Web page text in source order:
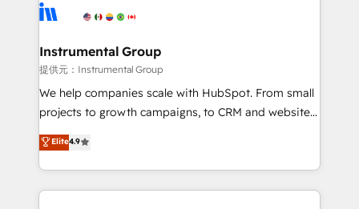
agency for an Ops problem. Don't hire a technical
agency for a growth problem. Hire a partner built to
Elite Partners with 10+ years of HubSpot experience
Premier Partner 2023 🌟5 HubSpot Accreditations 🌟
Won HubSpot Theme Challenge 2021 🌟INBOUND’19
HubSpot Rising Star Why us? Harnessing the full
potential of the powerful HubSpot CRM. ✔️A team of
HubSpot experience ✔️Flexible pricing models —
Hourly-fee (assigned one Dedicated HubSpot
Instrumental Group
提供元：Instrumental Group
We help companies scale with HubSpot. From small
projects to growth campaigns, to CRM and websites.
Hire an agency that's experienced in every inch of
HubSpot and willing to work hand-in-hand with your
team to simplify the complex and build a better
experience for your team and customers.
Elite4.9